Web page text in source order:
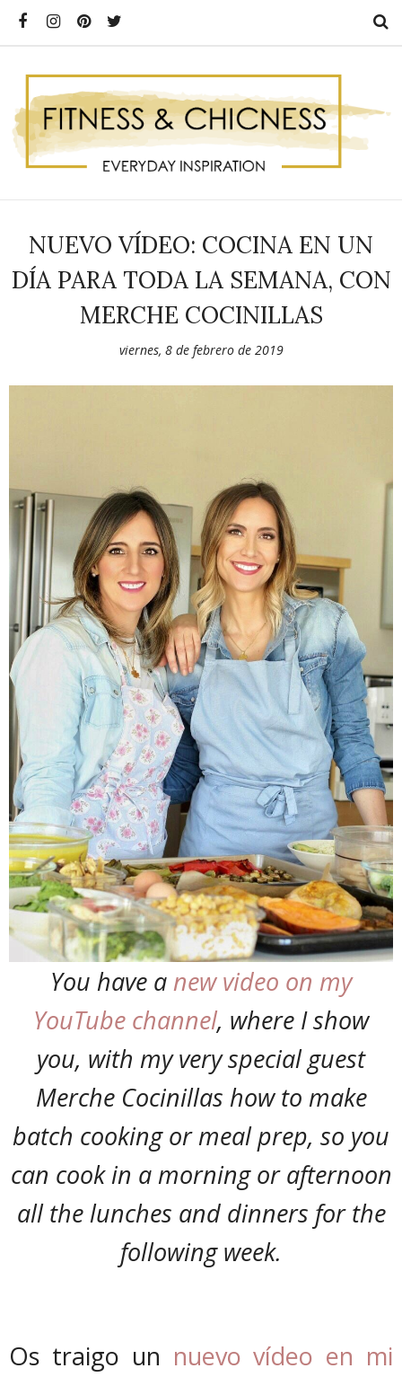
NUEVO VÍDEO: COCINA EN UN
DÍA PARA TODA LA SEMANA, CON
MERCHE COCINILLAS
viernes, 8 de febrero de 2019
You have anew video on my
YouTube channel, where I show
you, with my very special guest
Merche Cocinillas how to make
batch cooking or meal prep, so you
can cook in a morning or afternoon
all the lunches and dinners for the
following week.
Os traigo un nuevo vídeo en mi